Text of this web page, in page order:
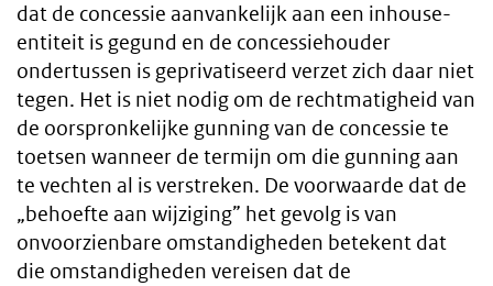
dat de concessie aanvankelijk aan een inhouse-
entiteit is gegund en de concessiehouder
ondertussen is geprivatiseerd verzet zich daar niet
tegen. Het is niet nodig om de rechtmatigheid van
de oorspronkelijke gunning van de concessie te
toetsen wanneer de termijn om die gunning aan
te vechten al is verstreken. De voorwaarde dat de
„behoefte aan wijziging” het gevolg is van
onvoorzienbare omstandigheden betekent dat
die omstandigheden vereisen dat de